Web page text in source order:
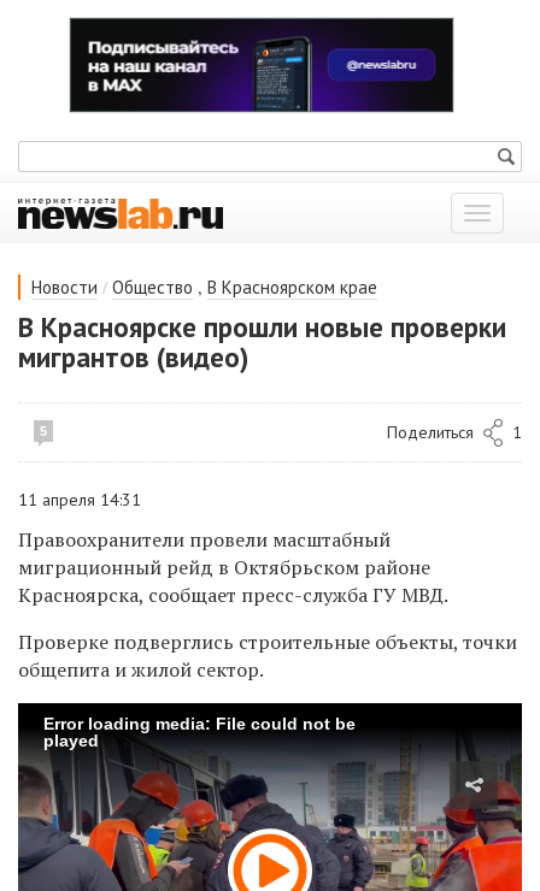
Показать
меню
Новости / Общество , В Красноярском крае
В Красноярске прошли новые проверки
мигрантов (видео)
5 Поделиться 1
11 апреля 14:31
Правоохранители провели масштабный
миграционный рейд в Октябрьском районе
Красноярска, сообщает пресс-служба ГУ МВД.
Проверке подверглись строительные объекты, точки
общепита и жилой сектор.
Error loading media: File could not be
played